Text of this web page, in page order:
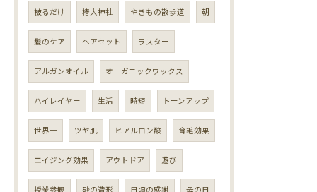
被るだけ 椿大神社 やきもの散歩道 朝
髪のケア ヘアセット ラスター
アルガンオイル オーガニックワックス
ハイレイヤー 生活 時短 トーンアップ
世界一 ツヤ肌 ヒアルロン酸 育毛効果
エイジング効果 アウトドア 遊び
授業参観 砂の造形 日頃の感謝 母の日